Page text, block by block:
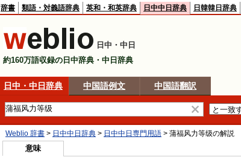
辞書 類語・対義語辞典 英和・和英辞典 日中中日辞典 日韓韓日辞典
日中・中日
約160万語収録の日中辞典・中日辞典
日中・中日辞典 中国語例文 中国語翻訳
Weblio 辞書 > 日中中日辞典 > 日中中日専門用語 > 蒲福风力等级の解説
意味